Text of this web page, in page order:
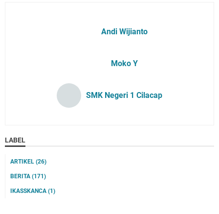
Andi Wijianto
Moko Y
SMK Negeri 1 Cilacap
LABEL
ARTIKEL (26)
BERITA (171)
IKASSKANCA (1)